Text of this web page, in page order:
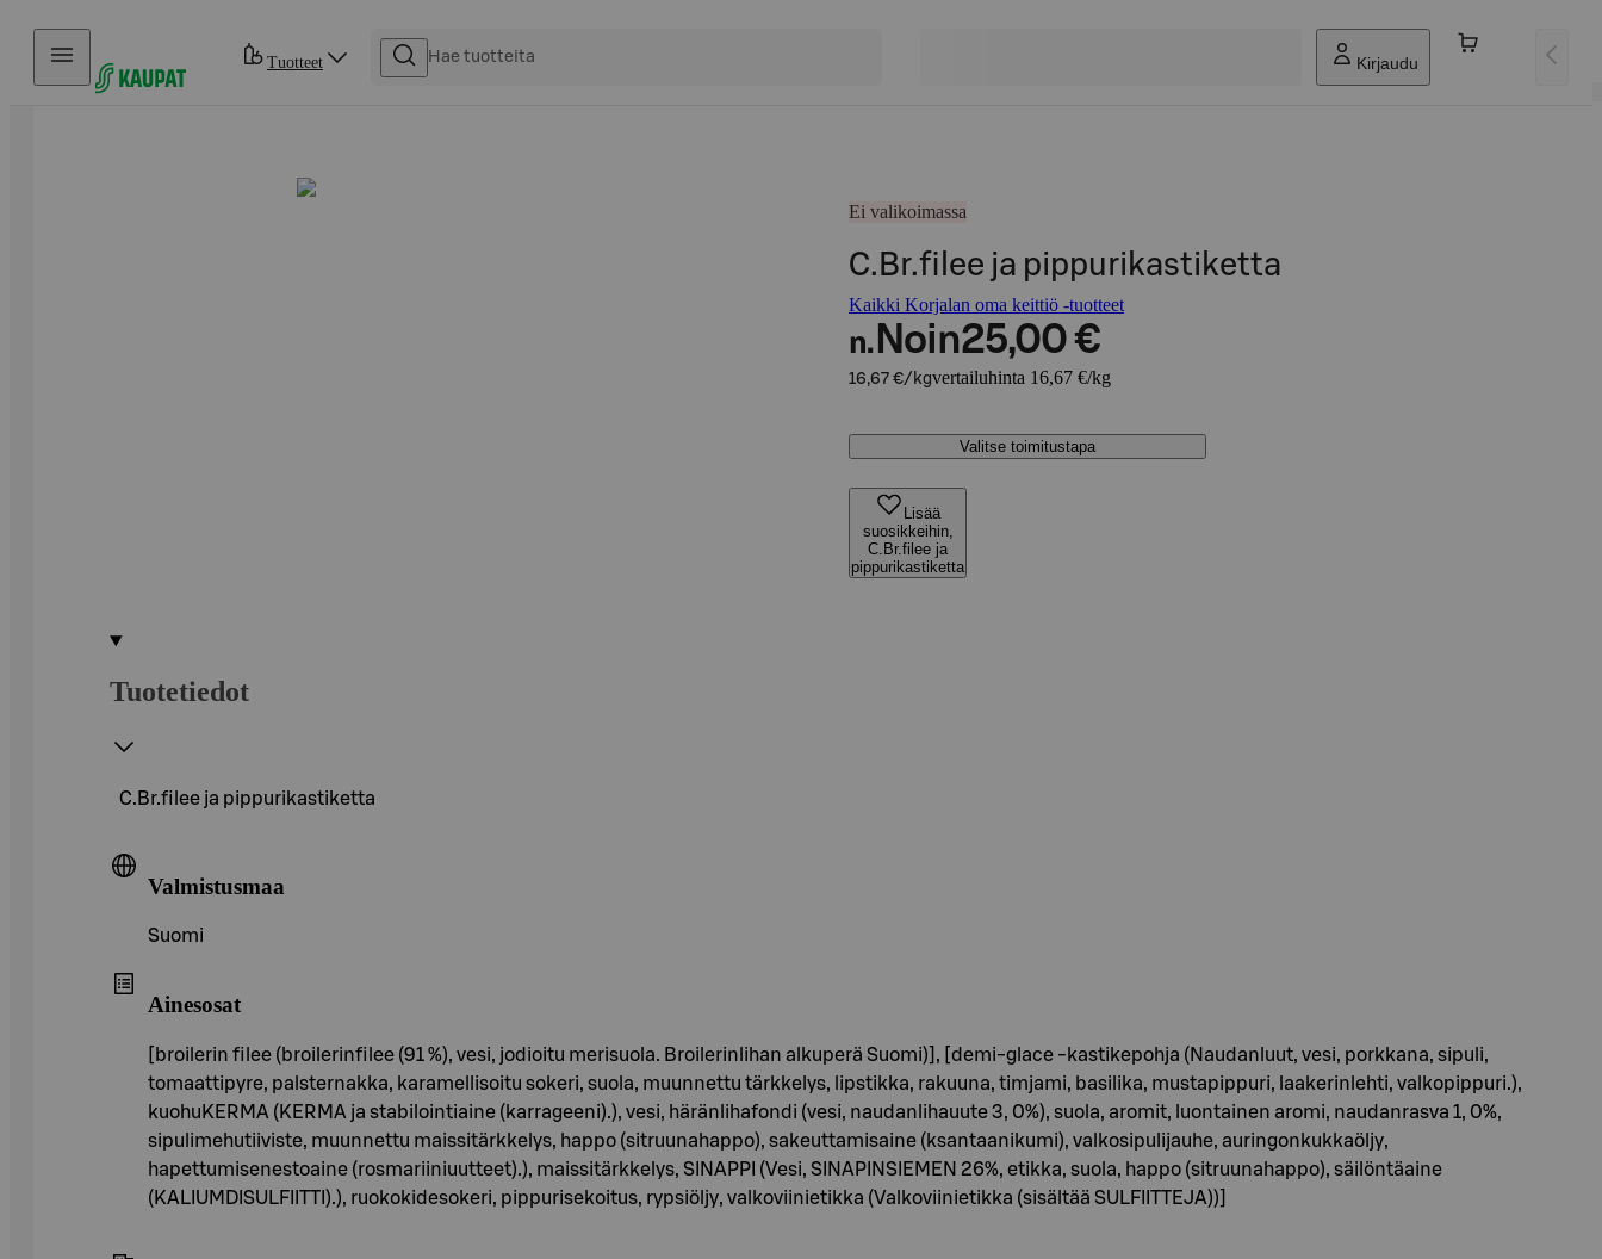
Hyppää sisältöön
Tuotteet Kirjaudu
Ei valikoimassa
C.Br.filee ja pippurikastiketta
Kaikki Korjalan oma keittiö -tuotteet
n. Noin25,00 €
16,67 €/kgvertailuhinta 16,67 €/kg
Valitse toimitustapa
Lisää
suosikkeihin,
C.Br.filee ja
pippurikastiketta
Tuotetiedot
C.Br.filee ja pippurikastiketta
Valmistusmaa
Suomi
Ainesosat
[broilerin filee (broilerinfilee (91 %), vesi, jodioitu merisuola. Broilerinlihan alkuperä Suomi)], [demi-glace -kastikepohja (Naudanluut, vesi, porkkana, sipuli,
tomaattipyre, palsternakka, karamellisoitu sokeri, suola, muunnettu tärkkelys, lipstikka, rakuuna, timjami, basilika, mustapippuri, laakerinlehti, valkopippuri.),
kuohuKERMA (KERMA ja stabilointiaine (karrageeni).), vesi, häränlihafondi (vesi, naudanlihauute 3, 0%), suola, aromit, luontainen aromi, naudanrasva 1, 0%,
sipulimehutiiviste, muunnettu maissitärkkelys, happo (sitruunahappo), sakeuttamisaine (ksantaanikumi), valkosipulijauhe, auringonkukkaöljy,
hapettumisenestoaine (rosmariiniuutteet).), maissitärkkelys, SINAPPI (Vesi, SINAPINSIEMEN 26%, etikka, suola, happo (sitruunahappo), säilöntäaine
(KALIUMDISULFIITTI).), ruokokidesokeri, pippurisekoitus, rypsiöljy, valkoviinietikka (Valkoviinietikka (sisältää SULFIITTEJA))]